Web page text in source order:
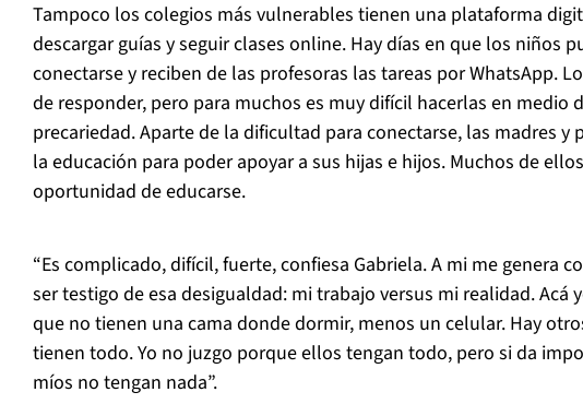
Tampoco los colegios más vulnerables tienen una plataforma
descargar guías y seguir clases online. Hay días en que los niños
conectarse y reciben de las profesoras las tareas por WhatsApp.
de responder, pero para muchos es muy difícil hacerlas en medio
precariedad. Aparte de la dificultad para conectarse, las madres y
la educación para poder apoyar a sus hijas e hijos. Muchos de
oportunidad de educarse.
“Es complicado, difícil, fuerte, confiesa Gabriela. A mi me genera
ser testigo de esa desigualdad: mi trabajo versus mi realidad. Acá
que no tienen una cama donde dormir, menos un celular. Hay
tienen todo. Yo no juzgo porque ellos tengan todo, pero si da
míos no tengan nada”.